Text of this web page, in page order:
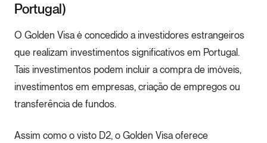
Portugal)
O Golden Visa é concedido a investidores estrangeiros
que realizam investimentos significativos em Portugal.
Tais investimentos podem incluir a compra de imóveis,
investimentos em empresas, criação de empregos ou
transferência de fundos.
Assim como o visto D2, o Golden Visa oferece